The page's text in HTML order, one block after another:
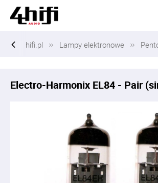
hifi.pl Lampy elektronowe
Electro-Harmonix EL84 - Pair